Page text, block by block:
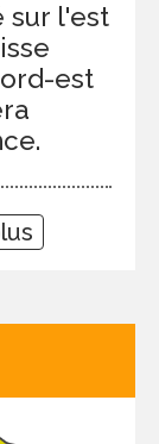
sur l'est
est